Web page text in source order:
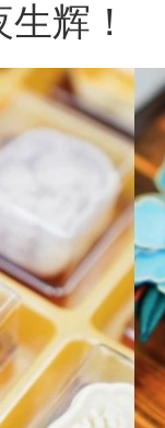
辉！